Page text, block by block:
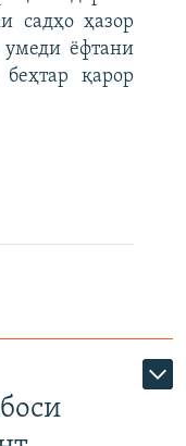
садҳо ҳазор
ёфтани
қарор